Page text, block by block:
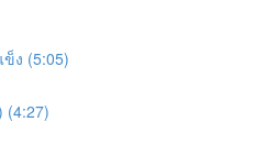
ง (5:05)
(4:27)